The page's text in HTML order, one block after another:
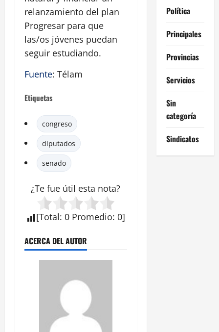
relanzamiento del plan
Progresar para que
las/os jóvenes puedan
seguir estudiando.
Fuente: Télam
Etiquetas
congreso
diputados
senado
¿Te fue útil esta nota?
[Total: 0 Promedio: 0]
ACERCA DEL AUTOR
Política
Principales
Provincias
Servicios
Sin
categoría
Sindicatos